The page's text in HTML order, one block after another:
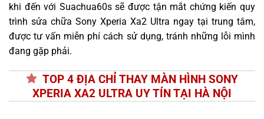
khi đến với Suachua60s sẽ được tận mắt chứng kiến quy
trình sửa chữa Sony Xperia Xa2 Ultra ngay tại trung tâm,
được tư vấn miễn phí cách sử dụng, tránh những lỗi mình
đang gặp phải.
TOP 4 ĐỊA CHỈ THAY MÀN HÌNH SONY
XPERIA XA2 ULTRA UY TÍN TẠI HÀ NỘI